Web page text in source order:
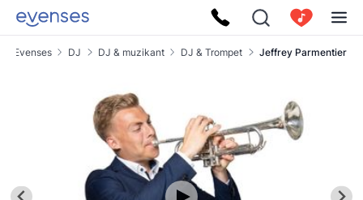
Evenses DJ DJ & muzikant DJ & Trompet Jeffrey Parmentier